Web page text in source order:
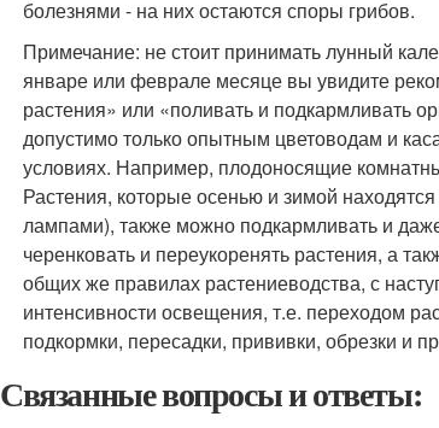
болезнями - на них остаются споры грибов.
Примечание: не стоит принимать лунный
январе или феврале месяце вы увидите
растения» или «поливать и подкармливать
допустимо только опытным цветоводам и
условиях. Например, плодоносящие
Растения, которые осенью и зимой
лампами), также можно подкармливать и
черенковать и переукоренять растения, а
общих же правилах растениеводства, с
интенсивности освещения, т.е. переходом
подкормки, пересадки, прививки, обрезки и
Связанные вопросы и ответы: